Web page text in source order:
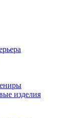
изделия